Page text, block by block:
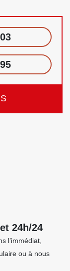
24h/24
l’immédiat,
ou à nous